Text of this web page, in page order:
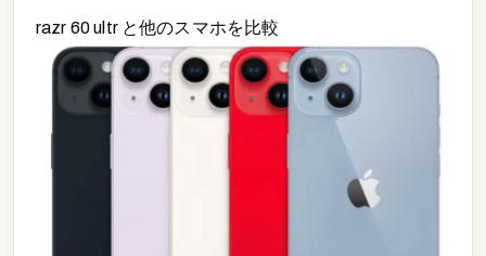
razr 60 ultrと他のスマホを比較